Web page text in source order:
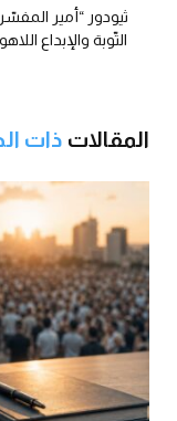
ثيودور “أمير
المقالات ذات